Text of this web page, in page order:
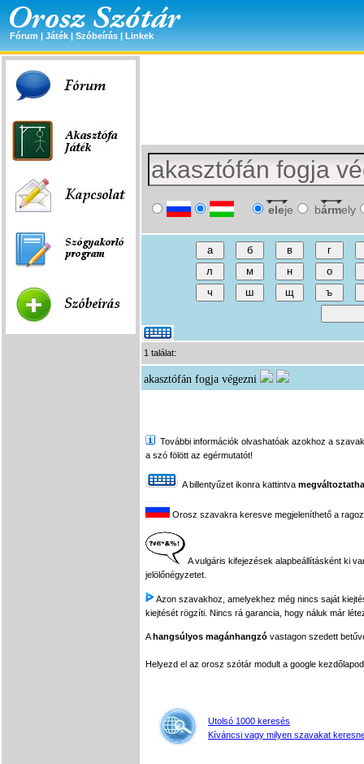
Fórum | Játék | Szóbeírás | Linkek
eleje bármely
1 találat:
akasztófán fogja végezni
További információk olvashatóak azokhoz a
a szó fölött az egérmutatót!
A billentyűzet ikonra kattintva
Orosz szavakra keresve megjeleníthető a
A vulgáris kifejezések alapbeállításként ki
jelölőnégyzetet.
Azon szavakhoz, amelyekhez még nincs saját
kiejtését rögzíti. Nincs rá garancia, hogy náluk már
Ahangsúlyos magánhangzó vastagon szedett
Helyezd el az orosz szótár modult a google
Utolsó 1000 keresés
Kíváncsi vagy milyen szavakat